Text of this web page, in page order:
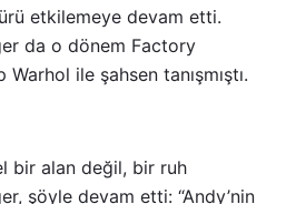
etkilemeye devam etti.
da o dönem Factory
ile şahsen tanışmıştı.
bir alan değil, bir ruh
şöyle devam etti: “Andy’nin